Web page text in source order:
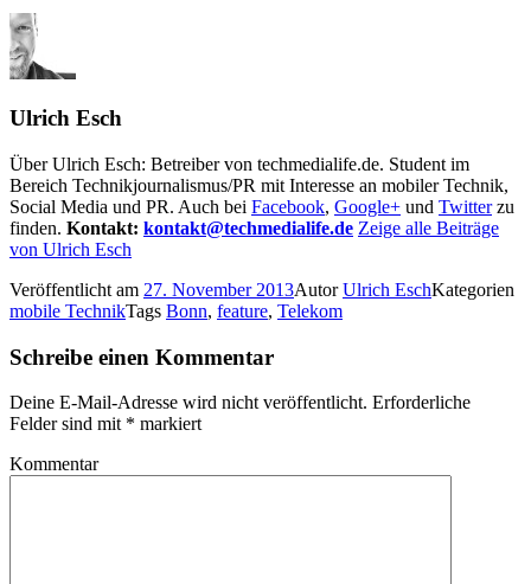
Ulrich Esch
Über Ulrich Esch: Betreiber von techmedialife.de. Student im
Bereich Technikjournalismus/PR mit Interesse an mobiler Technik,
Social Media und PR. Auch bei Facebook, Google+ und Twitterzu
finden. Kontakt: kontakt@techmedialife.de Zeige alle Beiträge
von Ulrich Esch
Veröffentlicht am 27. November 2013AutorUlrich EschKategorien
mobile TechnikTags Bonn, feature, Telekom
Schreibe einen Kommentar
Deine E-Mail-Adresse wird nicht veröffentlicht. Erforderliche
Felder sind mit * markiert
Kommentar